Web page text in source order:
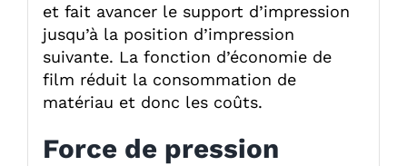
et fait avancer le support d’impression
jusqu’à la position d’impression
suivante. La fonction d’économie de
film réduit la consommation de
matériau et donc les coûts.
Force de pression